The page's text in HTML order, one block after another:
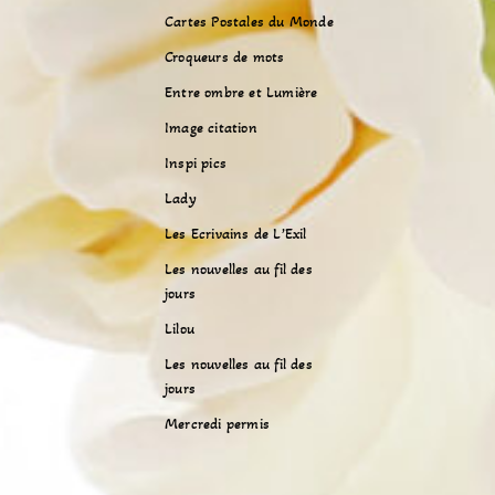
Cartes Postales du Monde
Croqueurs de mots
Entre ombre et Lumière
Image citation
Inspi pics
Lady
Les Ecrivains de L’Exil
Les nouvelles au fil des
jours
Lilou
Les nouvelles au fil des
jours
Mercredi permis